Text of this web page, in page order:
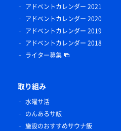
アドベントカレンダー 2021
アドベントカレンダー 2020
アドベントカレンダー 2019
アドベントカレンダー 2018
ライター募集
取り組み
水曜サ活
のんあるサ飯
施設のおすすめサウナ飯